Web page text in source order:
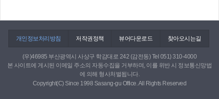
개인정보처리방침 저작권정책 뷰어다운로드 찾아오시는길
(우)46985 부산광역시 사상구 학감대로 242 (감전동) Tel 051) 310-4000
본 사이트에 게시된 이메일 주소의 자동수집을 거부하며, 이를 위반 시 정보통신망법
에 의해 형사처벌됩니다.
Copyright(C) Since 1998 Sasang-gu Office. All Rights Reserved